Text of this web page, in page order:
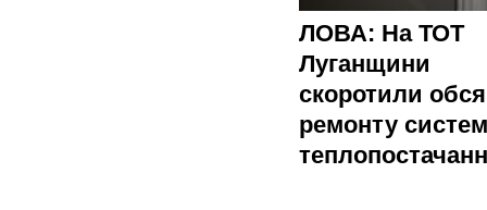
ЛОВА: На ТОТ
Луганщини
скоротили
ремонту